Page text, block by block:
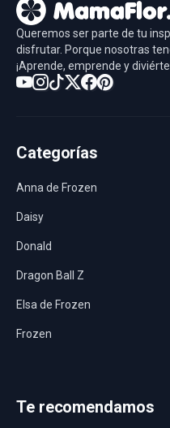
Queremos ser parte de tu
disfrutar. Porque nosotras
¡Aprende, emprende y
Categorías
Anna de Frozen
Daisy
Donald
Dragon Ball Z
Elsa de Frozen
Frozen
Te recomendamos